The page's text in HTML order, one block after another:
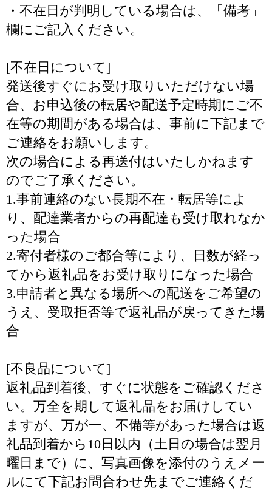
・不在日が判明している場合は、「備考」
欄にご記入ください。
[不在日について]
発送後すぐにお受け取りいただけない場
合、お申込後の転居や配送予定時期にご不
在等の期間がある場合は、事前に下記まで
ご連絡をお願いします。
次の場合による再送付はいたしかねます
のでご了承ください。
1.事前連絡のない長期不在・転居等によ
り、配達業者からの再配達も受け取れなか
った場合
2.寄付者様のご都合等により、日数が経っ
てから返礼品をお受け取りになった場合
3.申請者と異なる場所への配送をご希望の
うえ、受取拒否等で返礼品が戻ってきた場
合
[不良品について]
返礼品到着後、すぐに状態をご確認くださ
い。万全を期して返礼品をお届けしてい
ますが、万が一、不備等があった場合は返
礼品到着から10日以内（土日の場合は翌月
曜日まで）に、写真画像を添付のうえメー
ルにて下記お問合わせ先までご連絡くだ